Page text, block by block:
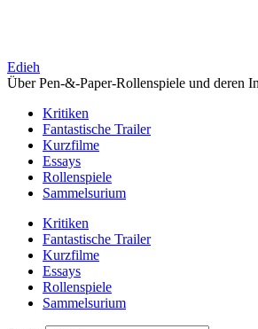
Edieh
Über Pen-&-Paper-Rollenspiele und deren
Kritiken
Fantastische Trailer
Kurzfilme
Essays
Rollenspiele
Sammelsurium
Kritiken
Fantastische Trailer
Kurzfilme
Essays
Rollenspiele
Sammelsurium